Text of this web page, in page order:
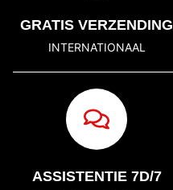
GRATIS VERZENDING
INTERNATIONAAL
ASSISTENTIE 7D/7